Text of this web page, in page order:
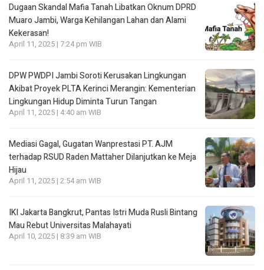
Dugaan Skandal Mafia Tanah Libatkan Oknum DPRD
Muaro Jambi, Warga Kehilangan Lahan dan Alami
Kekerasan!
April 11, 2025 | 7:24 pm WIB
DPW PWDPI Jambi Soroti Kerusakan Lingkungan
Akibat Proyek PLTA Kerinci Merangin: Kementerian
Lingkungan Hidup Diminta Turun Tangan
April 11, 2025 | 4:40 am WIB
Mediasi Gagal, Gugatan Wanprestasi PT. AJM
terhadap RSUD Raden Mattaher Dilanjutkan ke Meja
Hijau
April 11, 2025 | 2:54 am WIB
IKI Jakarta Bangkrut, Pantas Istri Muda Rusli Bintang
Mau Rebut Universitas Malahayati
April 10, 2025 | 8:39 am WIB